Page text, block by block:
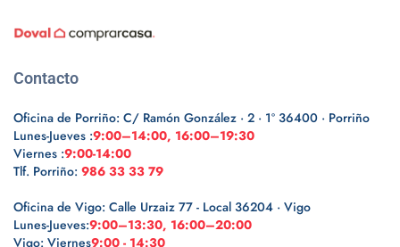
Contacto
Oficina de Porriño: C/ Ramón González · 2 · 1º 36400 · Porriño
Lunes-Jueves :9:00–14:00, 16:00–19:30
Viernes :9:00-14:00
Tlf. Porriño: 986 33 33 79
Oficina de Vigo: Calle Urzaiz 77 - Local 36204 · Vigo
Lunes-Jueves:9:00–13:30, 16:00–20:00
Vigo: Viernes9:00 - 14:30